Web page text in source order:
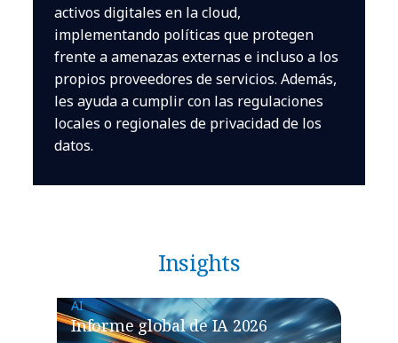
activos digitales en la cloud,
implementando políticas que protegen
frente a amenazas externas e incluso a los
propios proveedores de servicios. Además,
les ayuda a cumplir con las regulaciones
locales o regionales de privacidad de los
datos.
Insights
AI
Informe global de IA 2026